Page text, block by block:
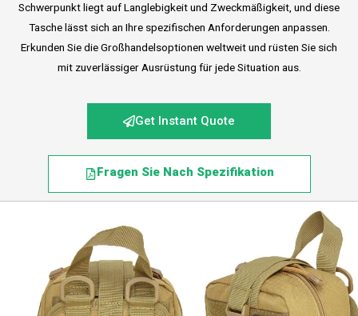
Schwerpunkt liegt auf Langlebigkeit und Zweckmäßigkeit, und diese
Tasche lässt sich an Ihre spezifischen Anforderungen anpassen.
Erkunden Sie die Großhandelsoptionen weltweit und rüsten Sie sich
mit zuverlässiger Ausrüstung für jede Situation aus.
Get Instant Quote
Fragen Sie Nach Spezifikation